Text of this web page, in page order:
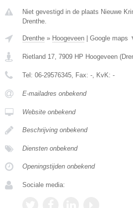
Niet gevestigd in de plaats Nieuwe
Drenthe.
Drenthe » Hoogeveen Google maps
Rietland 17, 7909 HP Hoogeveen (
Tel: 06-29576345, Fax: -, KvK: -
E-mailadres onbekend
Website onbekend
Beschrijving onbekend
Diensten onbekend
Openingstijden onbekend
Sociale media: